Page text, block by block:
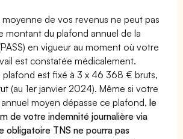
de vos revenus ne peut pas
montant du plafond annuel de la
en vigueur au moment où votre
est constatée médicalement.
plafond est fixé à 3 x 46 368 € bruts,
(au 1er janvier 2024). Même si votre
moyen dépasse ce plafond,le
de votre indemnité journalière via
obligatoire TNS ne pourra pas